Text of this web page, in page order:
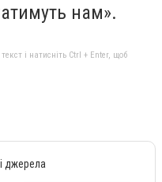
нам».
і натисніть Ctrl + Enter, щоб
джерела